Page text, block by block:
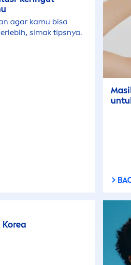
agar kamu bisa
simak tipsnya.
Korea